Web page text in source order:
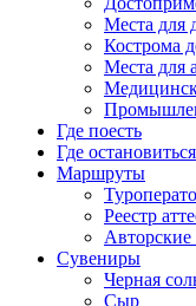
Места для
Кострома
Места для
Где поесть
Где остановиться
Маршруты
Реестр
Авторские
Сувениры
Черная
Сыр